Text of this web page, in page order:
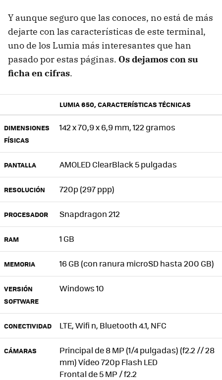
Y aunque seguro que las conoces, no está de más
dejarte con las características de este terminal,
uno de los Lumia más interesantes que han
pasado por estas páginas. Os dejamos con su
ficha en cifras.
LUMIA 650, CARACTERÍSTICAS TÉCNICAS
DIMENSIONES
FÍSICAS
142 x 70,9 x 6,9 mm, 122 gramos
PANTALLA AMOLED ClearBlack 5 pulgadas
RESOLUCIÓN 720p (297 ppp)
PROCESADOR Snapdragon 212
RAM 1 GB
MEMORIA 16 GB (con ranura microSD hasta 200 GB)
VERSIÓN
SOFTWARE
Windows 10
CONECTIVIDAD LTE, Wifi n, Bluetooth 4.1, NFC
CÁMARAS
Principal de 8 MP (1/4 pulgadas) (f2.2 // 28
mm) Vídeo 720p Flash LED
Frontal de 5 MP / f2.2